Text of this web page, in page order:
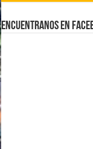
Encuentranos en